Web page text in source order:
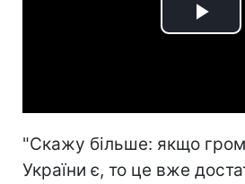
Play
"Скажу більше: якщо
України є, то це вже